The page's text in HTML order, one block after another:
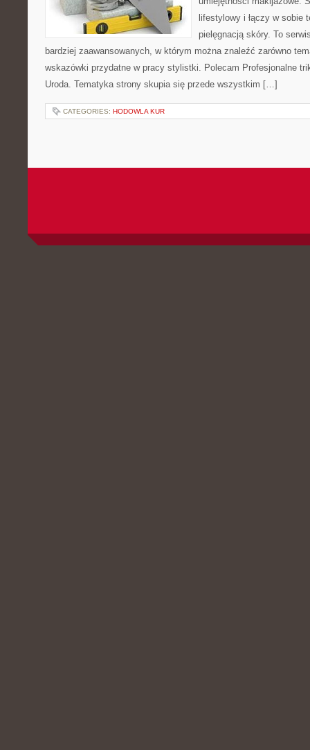
lifestylowy i łączy w sobie
pielęgnacją skóry. To
bardziej zaawansowanych, w którym można znaleźć zarówno
wskazówki przydatne w pracy stylistki. Polecam Profesjonalne
Uroda. Tematyka strony skupia się przede wszystkim […]
CATEGORIES: HODOWLA KUR